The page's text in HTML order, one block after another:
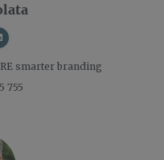
smarter branding
755